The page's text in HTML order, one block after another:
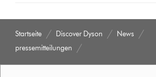
Startseite Discover Dyson
News
pressemitteilungen